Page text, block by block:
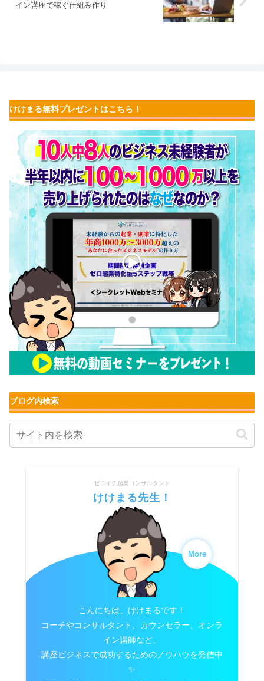
イン講座で稼ぐ仕組み作り
けけまる無料プレゼントはこちら！
ブログ内検索
ゼロイチ起業コンサルタント
けけまる先生！
More
こんにちは、けけまるです！
コーチやコンサルタント、カウンセラー、オンラ
イン講師など、
講座ビジネスで成功するためのノウハウを発信中
✨